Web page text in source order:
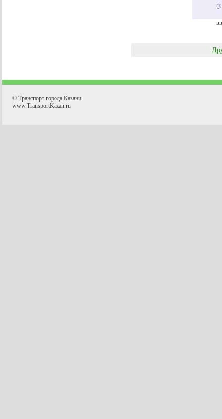
© Транспорт города Казани
www.TransportKazan.ru